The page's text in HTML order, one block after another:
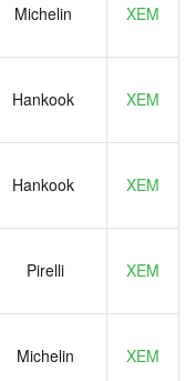
Michelin XEM
Hankook XEM
Hankook XEM
Pirelli XEM
Michelin XEM